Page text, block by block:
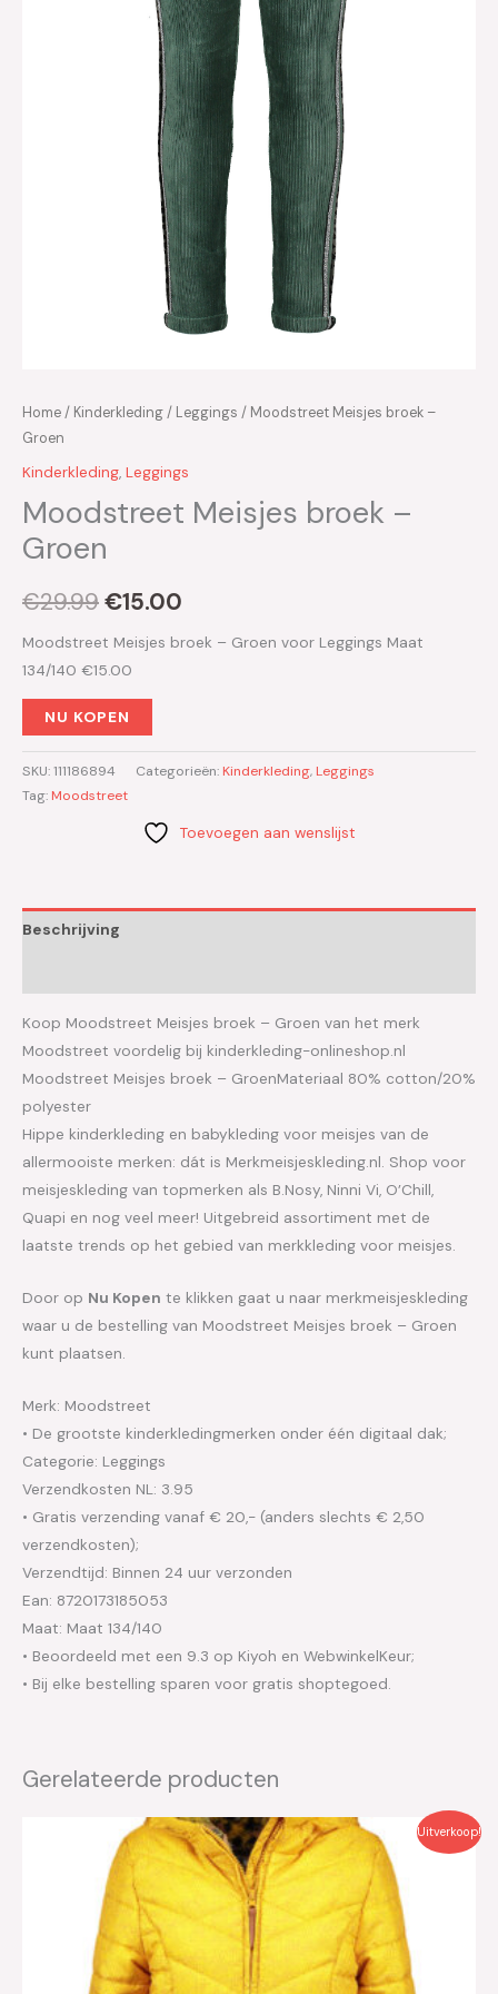
Home/ Kinderkleding/ Leggings / Moodstreet Meisjes broek –
Groen
Kinderkleding, Leggings
Moodstreet Meisjes broek –
Groen
€29.99€15.00
Moodstreet Meisjes broek – Groen voor Leggings Maat
134/140 €15.00
NU KOPEN
SKU:111186894 Categorieën: Kinderkleding, Leggings
Tag: Moodstreet
Toevoegen aan wenslijst
Beschrijving
Koop Moodstreet Meisjes broek – Groen van het merk
Moodstreet voordelig bij kinderkleding-onlineshop.nl
Moodstreet Meisjes broek – GroenMateriaal 80% cotton/20%
polyester
Hippe kinderkleding en babykleding voor meisjes van de
allermooiste merken: dát is Merkmeisjeskleding.nl. Shop voor
meisjeskleding van topmerken als B.Nosy, Ninni Vi, O’Chill,
Quapi en nog veel meer! Uitgebreid assortiment met de
laatste trends op het gebied van merkkleding voor meisjes.
Door op Nu Kopen te klikken gaat u naar merkmeisjeskleding
waar u de bestelling van Moodstreet Meisjes broek – Groen
kunt plaatsen.
Merk: Moodstreet
• De grootste kinderkledingmerken onder één digitaal dak;
Categorie: Leggings
Verzendkosten NL: 3.95
• Gratis verzending vanaf € 20,- (anders slechts € 2,50
verzendkosten);
Verzendtijd: Binnen 24 uur verzonden
Ean: 8720173185053
Maat: Maat 134/140
• Beoordeeld met een 9.3 op Kiyoh en WebwinkelKeur;
• Bij elke bestelling sparen voor gratis shoptegoed.
Gerelateerde producten
Uitverkoop!
Oorspronkelijke
€79.95.
Huidige
prijs
is: